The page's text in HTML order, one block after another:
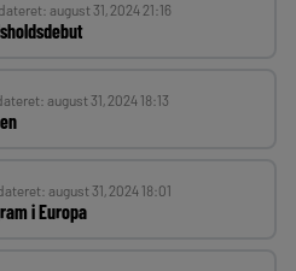
august 31, 2024 21:16
august 31, 2024 18:13
august 31, 2024 18:01
i Europa